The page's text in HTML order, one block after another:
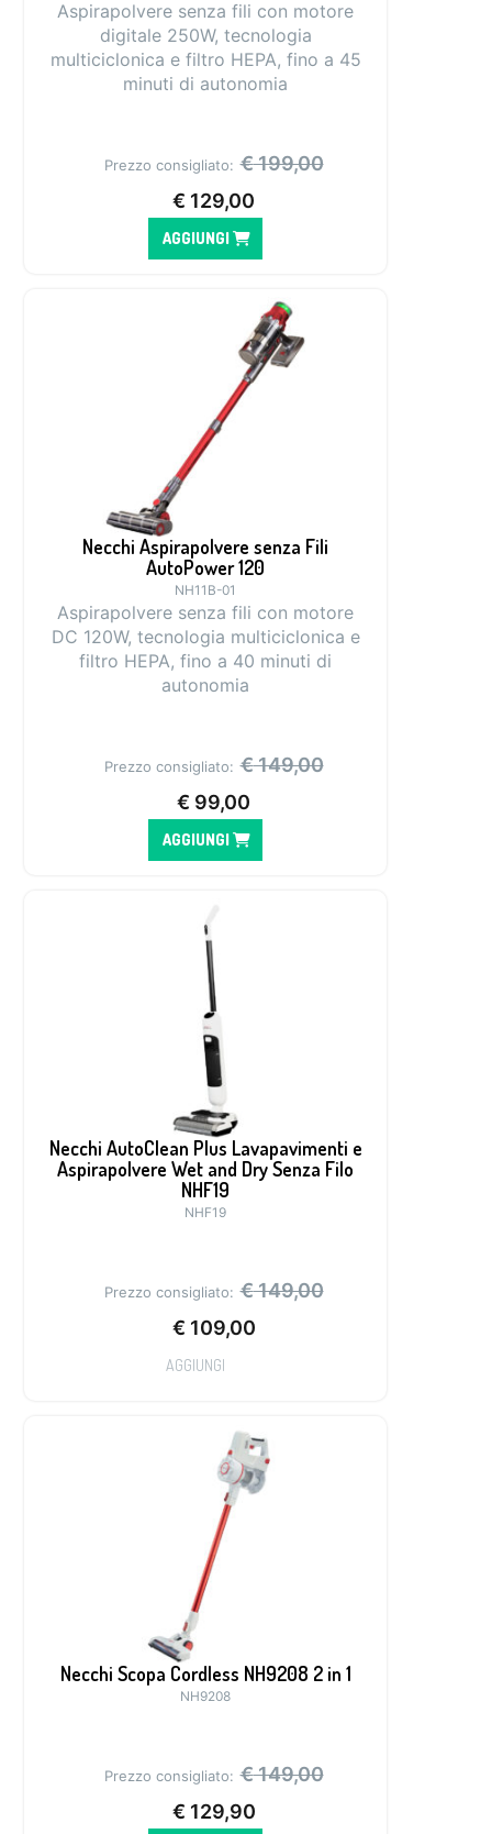
Aspirapolvere senza fili con motore
digitale 250W, tecnologia
multiciclonica e filtro HEPA, fino a 45
minuti di autonomia
Prezzo consigliato: €199,00
€ 129,00
AGGIUNGI
Necchi Aspirapolvere senza Fili
AutoPower 120
NH11B-01
Aspirapolvere senza fili con motore
DC 120W, tecnologia multiciclonica e
filtro HEPA, fino a 40 minuti di
autonomia
Prezzo consigliato: €149,00
€ 99,00
AGGIUNGI
Necchi AutoClean Plus Lavapavimenti e
Aspirapolvere Wet and Dry Senza Filo
NHF19
NHF19
Prezzo consigliato: €149,00
€ 109,00
AGGIUNGI
Necchi Scopa Cordless NH9208 2 in 1
NH9208
Prezzo consigliato: €149,00
€ 129,90